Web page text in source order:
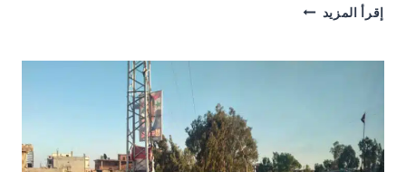
إقرأ المزيد إصابة
في